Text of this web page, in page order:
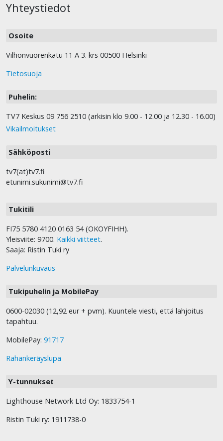
Yhteystiedot
Osoite
Vilhonvuorenkatu 11 A 3. krs 00500 Helsinki
Tietosuoja
Puhelin:
TV7 Keskus 09 756 2510 (arkisin klo 9.00 - 12.00 ja 12.30 - 16.00)
Vikailmoitukset
Sähköposti
tv7(at)tv7.fi
etunimi.sukunimi@tv7.fi
Tukitili
FI75 5780 4120 0163 54 (OKOYFIHH).
Yleisviite: 9700. Kaikki viitteet.
Saaja: Ristin Tuki ry
Palvelunkuvaus
Tukipuhelin ja MobilePay
0600-02030 (12,92 eur + pvm). Kuuntele viesti, että lahjoitus
tapahtuu.
MobilePay: 91717
Rahankeräyslupa
Y-tunnukset
Lighthouse Network Ltd Oy: 1833754-1
Ristin Tuki ry: 1911738-0